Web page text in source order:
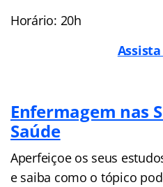
Horário: 20h
Enfermagem nas
Saúde
Aperfeiçoe os seus
e saiba como o tópico